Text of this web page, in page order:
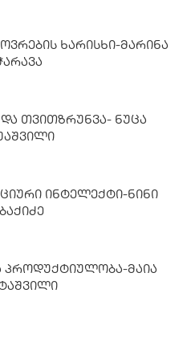
Ხარისხი-Მარინა
Თვითზრუნვა- Ნუცა
Ინტელექტი-Ნინი
Პროდუქტიულობა-Მაია